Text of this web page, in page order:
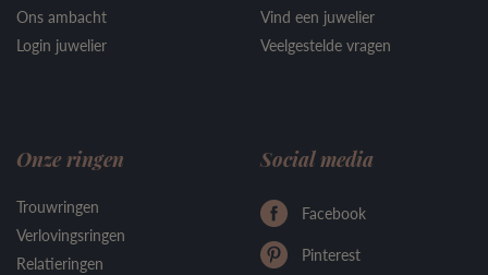
Ons ambacht
Login juwelier
Vind een juwelier
Veelgestelde vragen
Onze ringen
Trouwringen
Verlovingsringen
Relatieringen
Social media
Facebook
Pinterest